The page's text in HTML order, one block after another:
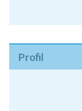
Profil